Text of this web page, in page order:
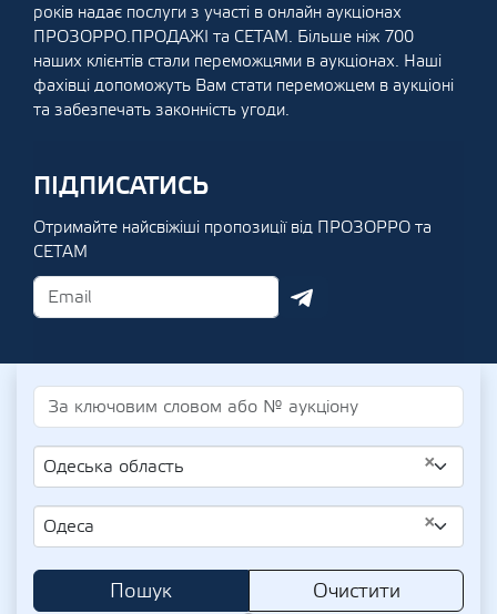
років надає послуги з участі в онлайн аукціонах
ПРОЗОРРО.ПРОДАЖІ та СЕТАМ. Більше ніж 700
наших клієнтів стали переможцями в аукціонах. Наші
фахівці допоможуть Вам стати переможцем в аукціоні
та забезпечать законність угоди.
ПІДПИСАТИСЬ
Отримайте найсвіжіші пропозиції від ПРОЗОРРО та
СЕТАМ
×
Одеська область
×
Одеса
Пошук Очистити